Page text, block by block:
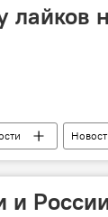
лайков
и